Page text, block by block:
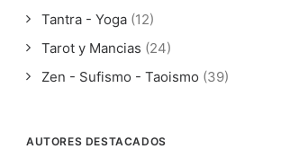
Tantra - Yoga (12)
Tarot y Mancias (24)
Zen - Sufismo - Taoismo (39)
AUTORES DESTACADOS